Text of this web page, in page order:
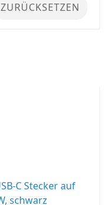
ZURÜCKSETZEN